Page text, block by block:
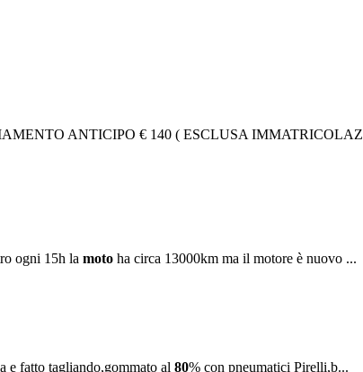
ANTICIPO € 140 ( ESCLUSA
ogni 15h la moto ha circa 13000km ma il motore è nuovo ...
e fatto tagliando,gommato al 80% con pneumatici Pirelli,b...